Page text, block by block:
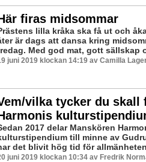
firas midsommar
lilla kråka ska få ut och
är dags att dansa kring
Med god mat, gott sällskap
juni 2019 klockan 14:19 av Camilla
vilka tycker du skall
2017 delar Manskören
till minne av
det blivit hög tid för
juni 2019 klockan 10:34 av Fredrik